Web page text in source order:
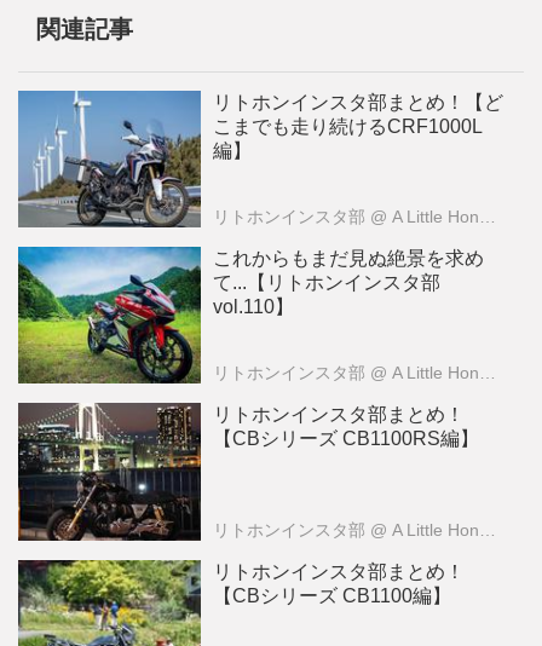
関連記事
リトホンインスタ部まとめ！【ど
こまでも走り続けるCRF1000L
編】
リトホンインスタ部 @ A Little Honda （ア・リトル・ホンダ）編集部
これからもまだ見ぬ絶景を求め
て...【リトホンインスタ部
vol.110】
リトホンインスタ部 @ A Little Honda （ア・リトル・ホンダ）編集部
リトホンインスタ部まとめ！
【CBシリーズ CB1100RS編】
リトホンインスタ部 @ A Little Honda （ア・リトル・ホンダ）編集部
リトホンインスタ部まとめ！
【CBシリーズ CB1100編】